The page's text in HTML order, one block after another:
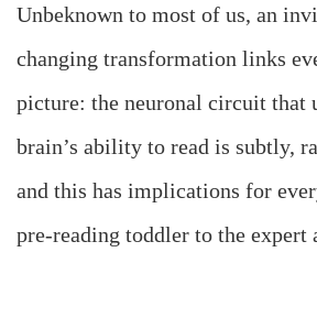
Unbeknown to most of us, an
changing transformation links
picture: the neuronal circuit that
brain’s ability to read is subtly,
and this has implications for
pre-reading toddler to the expert